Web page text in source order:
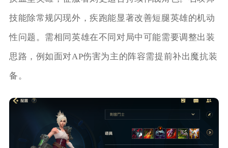
技能除常规闪现外，疾跑能显著改善短腿英雄的机动
性问题。需相同英雄在不同对局中可能需要调整出装
思路，例如面对AP伤害为主的阵容需提前补出魔抗装
备。